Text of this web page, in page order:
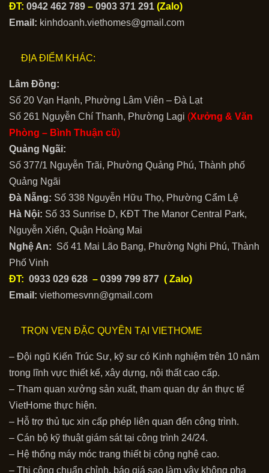
ĐT: 0942 462 789 – 0903 371 291 (Zalo)
Email: kinhdoanh.viethomes@gmail.com
ĐỊA ĐIỂM KHÁC:
Lâm Đồng:
Số 20 Vạn Hạnh, Phường Lâm Viên – Đà Lạt
Số 261 Nguyễn Chí Thanh, Phường Lagi (Xưởng & Văn
Phòng – Bình Thuận cũ)
Quảng Ngãi:
Số 377/1 Nguyễn Trãi, Phường Quảng Phú, Thành phố
Quảng Ngãi
Đà Nẵng: Số 338 Nguyễn Hữu Thọ, Phường Cẩm Lệ
Hà Nội: Số 33 Sunrise D, KĐT The Manor Central Park,
Nguyễn Xiển, Quận Hoàng Mai
Nghệ An: Số 41 Mai Lão Bạng, Phường Nghi Phú, Thành
Phố Vinh
ĐT: 0933 029 628 – 0399 799 877 ( Zalo)
Email: viethomesvnn@gmail.com
TRỌN VẸN ĐẶC QUYỀN TẠI VIETHOME
– Đội ngũ Kiến Trúc Sư, kỹ sư có Kinh nghiệm trên 10 năm
trong lĩnh vực thiết kế, xây dựng, nội thất cao cấp.
– Tham quan xưởng sản xuất, tham quan dự án thực tế
VietHome thực hiện.
– Hỗ trợ thủ tục xin cấp phép liên quan đến công trình.
– Cán bộ kỹ thuật giám sát tại công trình 24/24.
– Hệ thống máy móc trang thiết bị công nghệ cao.
– Thi công chuẩn chỉnh, báo giá sao làm vậy không pha